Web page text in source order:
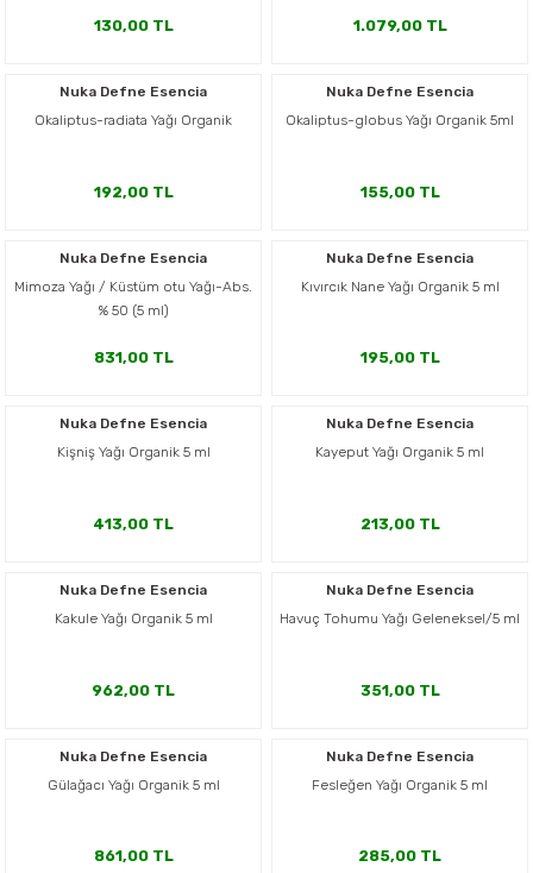
130,00 TL 1.079,00 TL
Nuka Defne Esencia
Okaliptus-radiata Yağı Organik
192,00 TL
Nuka Defne Esencia
Okaliptus-globus Yağı Organik 5ml
155,00 TL
Nuka Defne Esencia
Mimoza Yağı / Küstüm otu Yağı-Abs.
% 50 (5 ml)
831,00 TL
Nuka Defne Esencia
Kıvırcık Nane Yağı Organik 5 ml
195,00 TL
Nuka Defne Esencia
Kişniş Yağı Organik 5 ml
413,00 TL
Nuka Defne Esencia
Kayeput Yağı Organik 5 ml
213,00 TL
Nuka Defne Esencia
Kakule Yağı Organik 5 ml
962,00 TL
Nuka Defne Esencia
Havuç Tohumu Yağı Geleneksel/5 ml
351,00 TL
Nuka Defne Esencia
Gülağacı Yağı Organik 5 ml
861,00 TL
Nuka Defne Esencia
Fesleğen Yağı Organik 5 ml
285,00 TL